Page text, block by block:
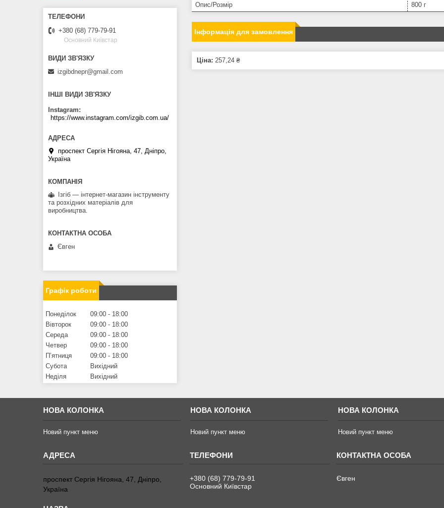
Опис/Розмір 800 г
Інформація для замовлення
Ціна: 257,24 ₴
+380 (68) 779-79-91
Основний Київстар
izgibdnepr@gmail.com
ІНШІ ВИДИ ЗВ'ЯЗКУ
Instagram
https://www.instagram.com/izgib.com.ua/
проспект Сергія Нігояна, 47, Дніпро,
Україна
Ізгіб — інтернет-магазин інструменту
та розхідних матеріалів для
виробництва.
Євген
Графік роботи
Понеділок 09:00
18:00
Вівторок
09:00
18:00
Середа
09:00
18:00
Четвер
09:00
18:00
Пʼятниця
09:00
18:00
Субота
Вихідний
Неділя
Вихідний
НОВА КОЛОНКА
Новий пункт меню
НОВА КОЛОНКА
Новий пункт меню
НОВА КОЛОНКА
Новий пункт меню
проспект Сергія Нігояна, 47, Дніпро,
Україна
+380 (68) 779-79-91
Основний Київстар
Євген